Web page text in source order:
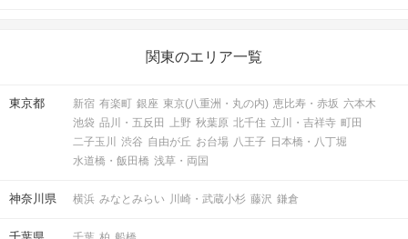
注意事項
関東のエリア一覧
東京都 新宿 有楽町 銀座 東京(八重洲・丸の内) 恵比寿・赤坂 六本木
池袋 品川・五反田 上野 秋葉原 北千住 立川・吉祥寺 町田
二子玉川
渋谷 自由が丘 お台場 八王子 日本橋・八丁堀
水道橋・飯田橋 浅草・両国
神奈川県 横浜 みなとみらい 川崎・武蔵小杉 藤沢 鎌倉